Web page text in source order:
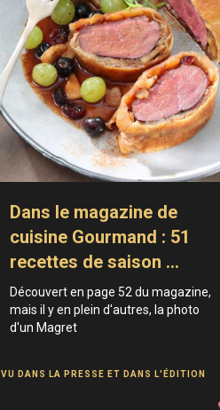
Dans le magazine de
cuisine Gourmand : 51
recettes de saison …
Découvert en page 52 du magazine,
mais il y en plein d'autres, la photo
d'un Magret
VU DANS LA PRESSE ET DANS L'ÉDITION